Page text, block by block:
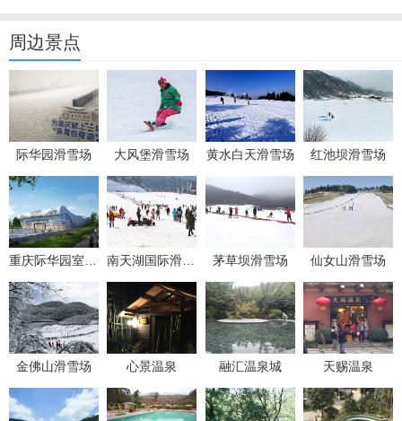
周边景点
际华园滑雪场 大风堡滑雪场 黄水白天滑雪场 红池坝滑雪场
茅草坝滑雪场 仙女山滑雪场
金佛山滑雪场 心景温泉 融汇温泉城 天赐温泉